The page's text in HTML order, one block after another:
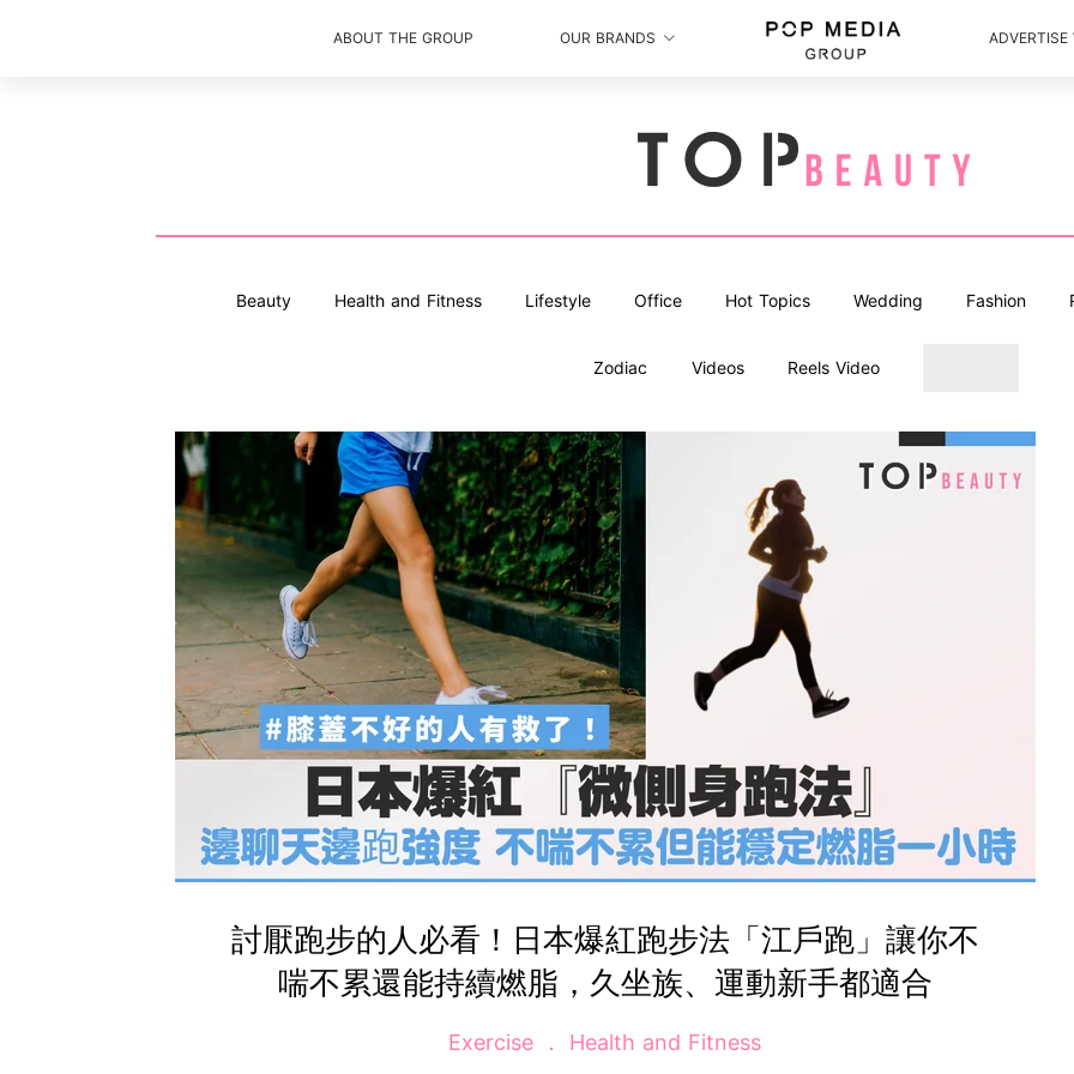
ABOUT THE GROUP OUR BRANDS
Beauty Health and Fitness Lifestyle Office Hot Topics Wedding Fashion
Zodiac Videos Reels Video
討厭跑步的人必看！日本爆紅跑步法「江戶跑」讓你不
喘不累還能持續燃脂，久坐族、運動新手都適合
Exercise Health and Fitness